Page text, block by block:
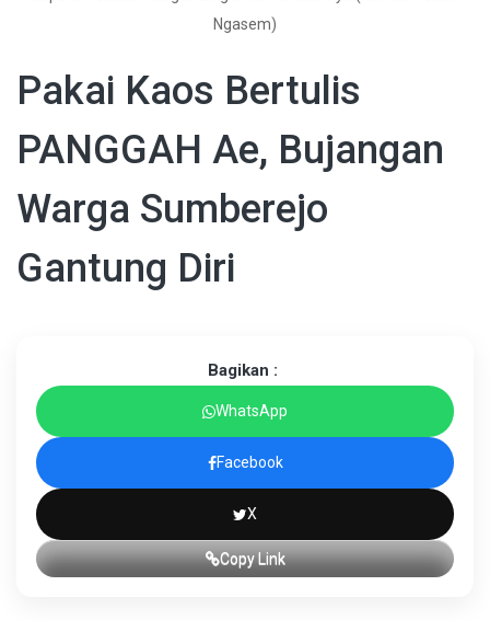
Ngasem)
Pakai Kaos Bertulis
PANGGAH Ae, Bujangan
Warga Sumberejo
Gantung Diri
Bagikan :
WhatsApp
Facebook
X
Copy Link